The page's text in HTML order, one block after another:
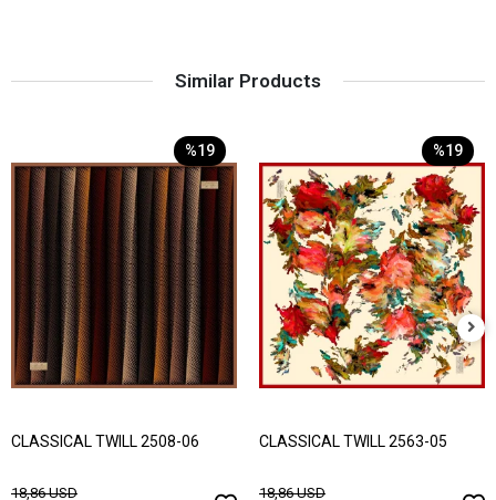
Similar Products
%19
CLASSICAL TWILL 2508-06
18,86 USD
%19
CLASSICAL TWILL 2563-05
18,86 USD